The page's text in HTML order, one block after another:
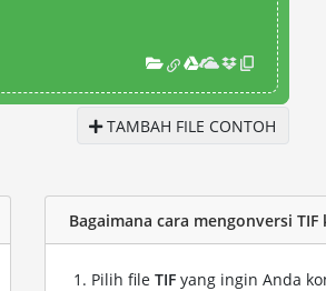
TAMBAH FILE CONTOH
Bagaimana cara mengonversi TIF
Pilih file TIF yang ingin Anda